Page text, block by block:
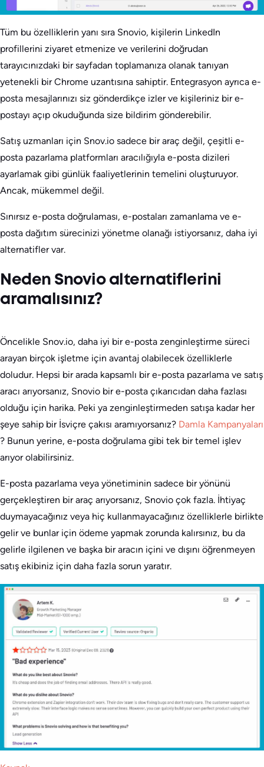
Tüm bu özelliklerin yanı sıra Snovio, kişilerin LinkedIn
profillerini ziyaret etmenize ve verilerini doğrudan
tarayıcınızdaki bir sayfadan toplamanıza olanak tanıyan
yetenekli bir Chrome uzantısına sahiptir. Entegrasyon ayrıca e-
posta mesajlarınızı siz gönderdikçe izler ve kişileriniz bir e-
postayı açıp okuduğunda size bildirim gönderebilir.
Satış uzmanları için Snov.io sadece bir araç değil, çeşitli e-
posta pazarlama platformları aracılığıyla e-posta dizileri
ayarlamak gibi günlük faaliyetlerinin temelini oluşturuyor.
Ancak, mükemmel değil.
Sınırsız e-posta doğrulaması, e-postaları zamanlama ve e-
posta dağıtım sürecinizi yönetme olanağı istiyorsanız, daha iyi
alternatifler var.
Neden Snovio alternatiflerini
aramalısınız?
Öncelikle Snov.io, daha iyi bir e-posta zenginleştirme süreci
arayan birçok işletme için avantaj olabilecek özelliklerle
doludur. Hepsi bir arada kapsamlı bir e-posta pazarlama ve satış
aracı arıyorsanız, Snovio bir e-posta çıkarıcıdan daha fazlası
olduğu için harika. Peki ya zenginleştirmeden satışa kadar her
şeye sahip bir İsviçre çakısı aramıyorsanız? Damla Kampanyaları
? Bunun yerine, e-posta doğrulama gibi tek bir temel işlev
arıyor olabilirsiniz.
E-posta pazarlama veya yönetiminin sadece bir yönünü
gerçekleştiren bir araç arıyorsanız, Snovio çok fazla. İhtiyaç
duymayacağınız veya hiç kullanmayacağınız özelliklerle birlikte
gelir ve bunlar için ödeme yapmak zorunda kalırsınız, bu da
gelirle ilgilenen ve başka bir aracın içini ve dışını öğrenmeyen
satış ekibiniz için daha fazla sorun yaratır.